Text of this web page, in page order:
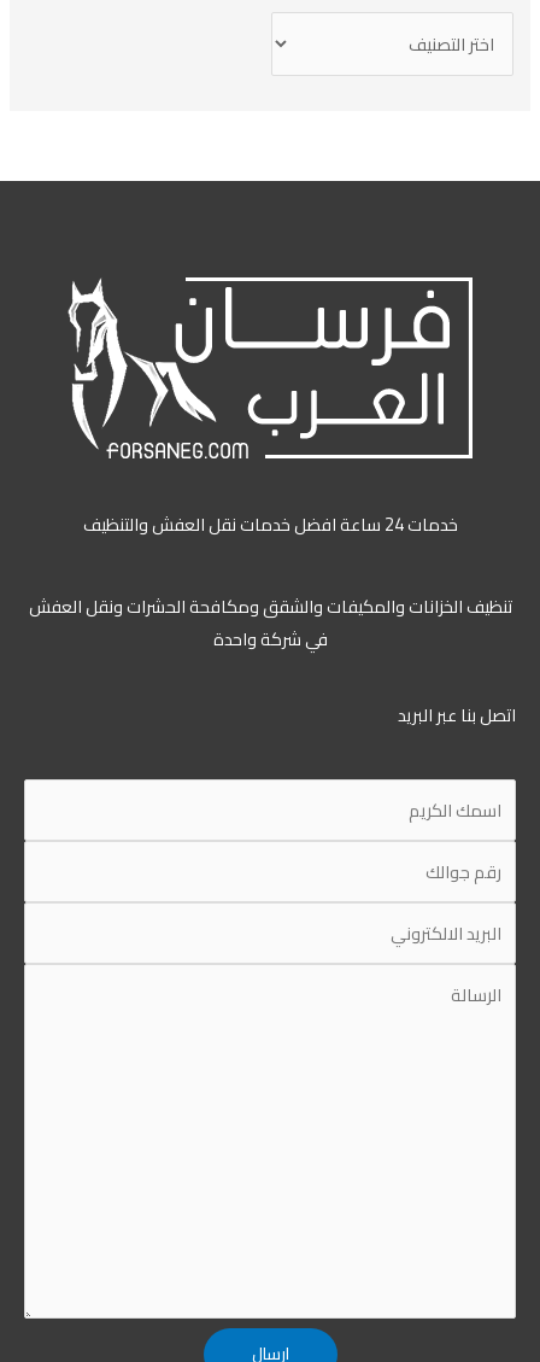
خدمات 24 ساعة افضل خدمات نقل العفش والتنظيف
الخزانات والمكيفات والشقق ومكافحة الحشرات ونقل العفش
في شركة واحدة
بنا عبر البريد